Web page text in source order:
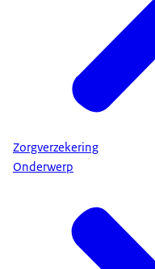
Zorgverzekering
Onderwerp